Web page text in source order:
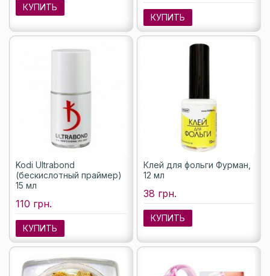
КУПИТЬ
КУПИТЬ
Kodi Ultrabond
(бескислотный праймер)
15 мл
110 грн.
КУПИТЬ
Клей для фольги Фурман,
12 мл
38 грн.
КУПИТЬ